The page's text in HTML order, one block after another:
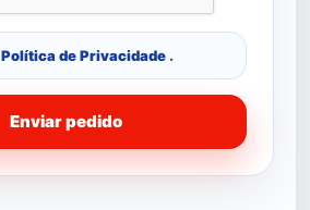
Política de Privacidade .
Enviar pedido